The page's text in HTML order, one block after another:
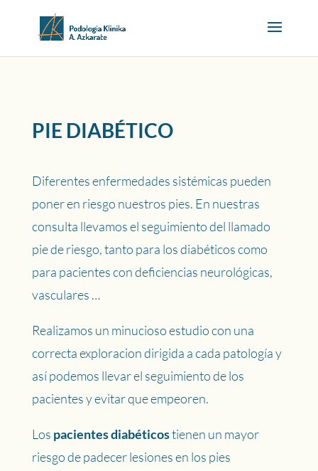
PIE DIABÉTICO
Diferentes enfermedades sistémicas pueden
poner en riesgo nuestros pies. En nuestras
consulta llevamos el seguimiento del llamado
pie de riesgo, tanto para los diabéticos como
para pacientes con deficiencias neurológicas,
vasculares …
Realizamos un minucioso estudio con una
correcta exploracion dirigida a cada patología y
así podemos llevar el seguimiento de los
pacientes y evitar que empeoren.
Los pacientes diabéticostienen un mayor
riesgo de padecer lesiones en los pies